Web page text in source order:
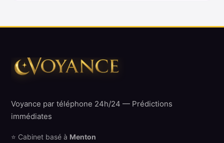
Voyance par téléphone 24h/24 — Prédictions
immédiates
⭐ Cabinet basé à Menton